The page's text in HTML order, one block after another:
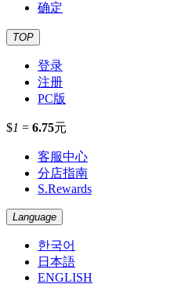
确定
TOP
登录
注册
PC版
$1 = 6.75元
客服中心
分店指南
S.Rewards
Language
한국어
日本語
ENGLISH